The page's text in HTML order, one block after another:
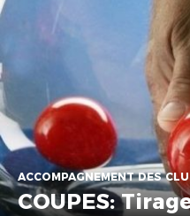
COUPES: